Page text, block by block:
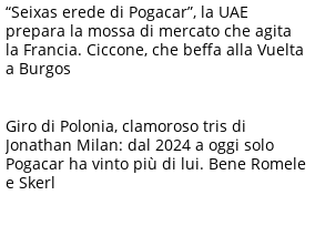
“Seixas erede di Pogacar”, la UAE
prepara la mossa di mercato che agita
la Francia. Ciccone, che beffa alla Vuelta
a Burgos
Giro di Polonia, clamoroso tris di
Jonathan Milan: dal 2024 a oggi solo
Pogacar ha vinto più di lui. Bene Romele
e Skerl